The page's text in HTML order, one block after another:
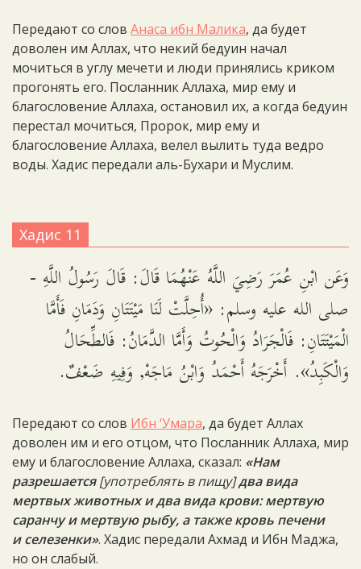
Передают со слов Анаса ибн Малика, да будет
доволен им Аллах, что некий бедуин начал
мочиться в углу мечети и люди принялись криком
прогонять его. Посланник Аллаха, мир ему и
благословение Аллаха, остановил их, а когда бедуин
перестал мочиться, Пророк, мир ему и
благословение Аллаха, велел вылить туда ведро
воды. Хадис передали аль-Бухари и Муслим.
Хадис 11
وَعَن ابْنِ عُمَرَ رَضِيَ اللَّهُ عَنْهُمَا قَالَ: قَالَ رَسُولُ اللَّهِ -
صلى الله عليه وسلم: «أُحِلَّتْ لَنَا مَيْتَتَانِ وَدَمَانِ فَأَمَّا
الْمَيْتَتَانِ: فَالْجَرَادُ وَالْحُوتُ وَأَمَّا الدَّمَانُ: فَالطِّحَالُ
وَالْكَبِدُ». أَخْرَجَهُ أَحْمَدُ وَابْنُ مَاجَهْ, وَفِيهِ ضَعْفٌ.
Передают со слов Ибн ‘Умара, да будет Аллах
доволен им и его отцом, что Посланник Аллаха, мир
ему и благословение Аллаха, сказал: «Нам
разрешается[употреблять в пищу]два вида
мертвых животных и два вида крови: мертвую
саранчу и мертвую рыбу, а также кровь печени
и селезенки». Хадис передали Ахмад и Ибн Маджа,
но он слабый.